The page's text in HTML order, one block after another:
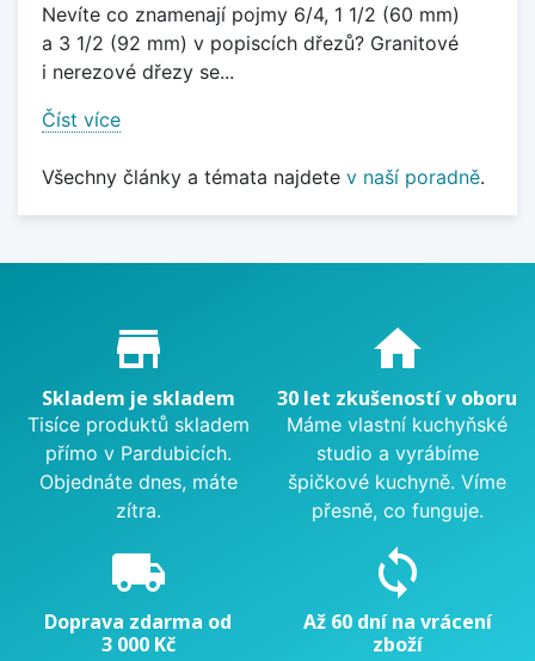
Nevíte co znamenají pojmy 6/4, 1 1/2 (60 mm)
a 3 1/2 (92 mm) v popiscích dřezů? Granitové
i nerezové dřezy se...
Číst více
Všechny články a témata najdete v naší poradně.
Proč nakupovat u nás?
store_mall_directory
Skladem je skladem
Tisíce produktů skladem
přímo v Pardubicích.
Objednáte dnes, máte
zítra.
home
30 let zkušeností v oboru
Máme vlastní kuchyňské
studio a vyrábíme
špičkové kuchyně. Víme
přesně, co funguje.
local_shipping
Doprava zdarma od
3 000 Kč
sync
Až 60 dní na vrácení
zboží